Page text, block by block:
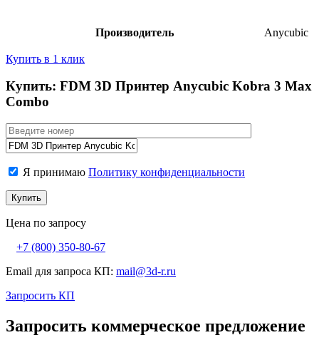
Производитель Anycubic
Купить в 1 клик
Купить: FDM 3D Принтер Anycubic Kobra 3 Max
Combo
Я принимаю Политику конфиденциальности
Цена по запросу
+7 (800) 350-80-67
Email для запроса КП: mail@3d-r.ru
Запросить КП
Запросить коммерческое предложение